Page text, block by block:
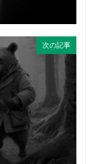
次の記事